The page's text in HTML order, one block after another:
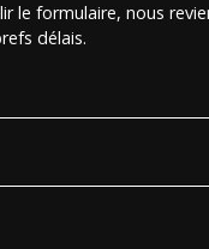
le formulaire, nous
délais.